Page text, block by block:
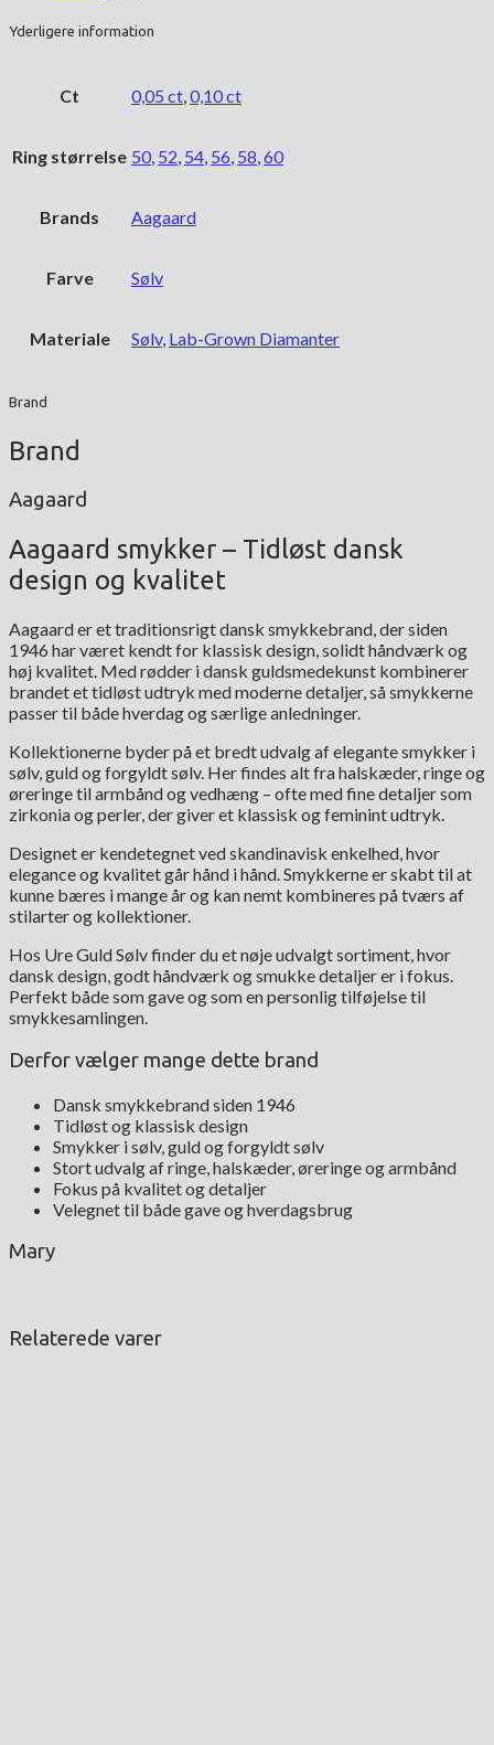
Yderligere information
Ct 0,05 ct,0,10 ct
Ring størrelse 50, 52, 54, 56, 58,60
Brands Aagaard
Farve Sølv
Materiale Sølv, Lab-Grown Diamanter
Brand
Brand
Aagaard
Aagaard smykker – Tidløst dansk
design og kvalitet
Aagaard er et traditionsrigt dansk smykkebrand, der siden
1946 har været kendt for klassisk design, solidt håndværk og
høj kvalitet. Med rødder i dansk guldsmedekunst kombinerer
brandet et tidløst udtryk med moderne detaljer, så smykkerne
passer til både hverdag og særlige anledninger.
Kollektionerne byder på et bredt udvalg af elegante smykker i
sølv, guld og forgyldt sølv. Her findes alt fra halskæder, ringe og
øreringe til armbånd og vedhæng – ofte med fine detaljer som
zirkonia og perler, der giver et klassisk og feminint udtryk.
Designet er kendetegnet ved skandinavisk enkelhed, hvor
elegance og kvalitet går hånd i hånd. Smykkerne er skabt til at
kunne bæres i mange år og kan nemt kombineres på tværs af
stilarter og kollektioner.
Hos Ure Guld Sølv finder du et nøje udvalgt sortiment, hvor
dansk design, godt håndværk og smukke detaljer er i fokus.
Perfekt både som gave og som en personlig tilføjelse til
smykkesamlingen.
Derfor vælger mange dette brand
Dansk smykkebrand siden 1946
Tidløst og klassisk design
Smykker i sølv, guld og forgyldt sølv
Stort udvalg af ringe, halskæder, øreringe og armbånd
Fokus på kvalitet og detaljer
Velegnet til både gave og hverdagsbrug
Mary
Relaterede varer